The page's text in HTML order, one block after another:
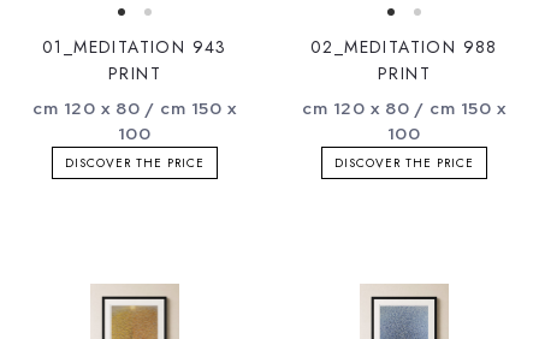
01_MEDITATION 943
PRINT
cm 120 x 80 / cm 150 x
100
DISCOVER THE PRICE
02_MEDITATION 988
PRINT
cm 120 x 80 / cm 150 x
100
DISCOVER THE PRICE